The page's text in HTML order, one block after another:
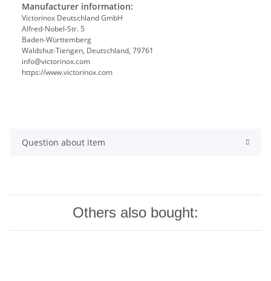
Manufacturer information:
Victorinox Deutschland GmbH
Alfred-Nobel-Str. 5
Baden-Württemberg
Waldshut-Tiengen, Deutschland, 79761
info@victorinox.com
https://www.victorinox.com
Question about item
Others also bought: